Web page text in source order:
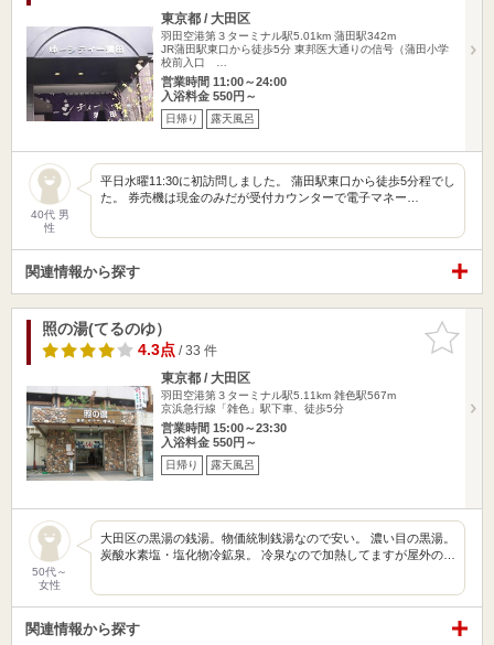
東京都 / 大田区
羽田空港第３ターミナル駅5.01km 蒲田駅342m
JR蒲田駅東口から徒歩5分 東邦医大通りの信号（蒲田小学
校前入口 …
営業時間 11:00～24:00
入浴料金 550円～
日帰り 露天風呂
40代 男
性
平日水曜11:30に初訪問しました。 蒲田駅東口から徒歩5分程でし
た。 券売機は現金のみだが受付カウンターで電子マネー…
関連情報から探す
お気に入
りに追加
照の湯(てるのゆ）
4.3点/ 33 件
東京都 / 大田区
羽田空港第３ターミナル駅5.11km 雑色駅567m
京浜急行線「雑色」駅下車、徒歩5分
営業時間 15:00～23:30
入浴料金 550円～
日帰り 露天風呂
50代～
女性
大田区の黒湯の銭湯。物価統制銭湯なので安い。 濃い目の黒湯。
炭酸水素塩・塩化物冷鉱泉。 冷泉なので加熱してますが屋外の…
関連情報から探す